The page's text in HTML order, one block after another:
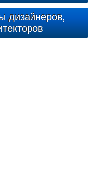
дизайнеров,